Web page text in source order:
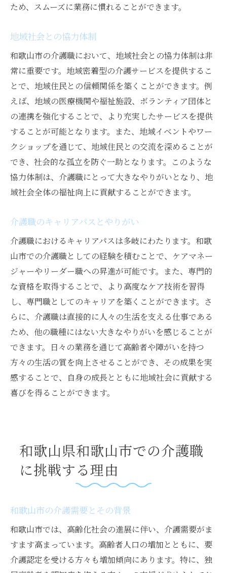
ため、スムーズに業務に慣れることができます。
地域社会との協力体制
和歌山市の介護職において、地域社会との協力体制は非
常に重要です。地域密着型の介護サービスを提供するこ
とで、地域住民との信頼関係を築くことができます。例
えば、地域の医療機関や福祉施設、ボランティア団体と
の連携を強化することで、より充実したサービスを提供
することが可能となります。また、地域イベントやワー
クショップを通じて、地域住民との交流を深めることが
でき、社会的な孤立を防ぐ一助となります。このような
協力体制は、介護職にとって大きなやりがいとなり、地
域社会全体の福祉向上に貢献することができます。
介護職のキャリアパスとやりがい
介護職におけるキャリアパスは多岐にわたります。和歌
山市での介護職としての経験を積むことで、ケアマネー
ジャーやリーダー職への昇進が可能です。また、専門的
な資格を取得することで、より高度なケア技術を習得
し、専門職としてのキャリアを築くことができます。さ
らに、介護職は直接的に人々の生活を支える仕事である
ため、他の職種にはない大きなやりがいを感じることが
できます。日々の業務を通じて高齢者や障がいを持つ
方々の生活の質を向上させることができ、その成果を実
感することで、自身の成長とともに地域社会に貢献する
喜びを得ることができます。
和歌山県和歌山市での介護職
に挑戦する理由
和歌山市の介護需要とその背景
和歌山市では、高齢化社会の進展に伴い、介護需要がま
すます高まっています。高齢者人口の増加とともに、要
介護認定を受ける方々も増加傾向にあります。特に、独